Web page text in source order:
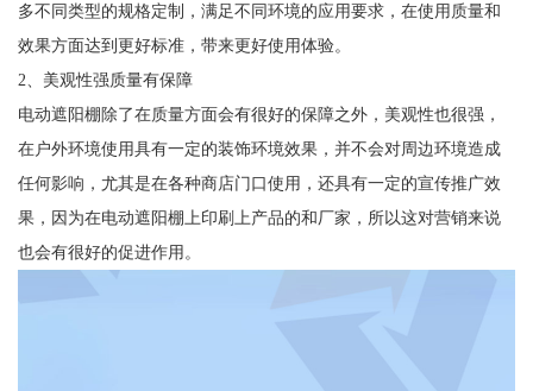
多不同类型的规格定制，满足不同环境的应用要求，在使用质量和
效果方面达到更好标准，带来更好使用体验。
2、美观性强质量有保障
电动遮阳棚除了在质量方面会有很好的保障之外，美观性也很强，
在户外环境使用具有一定的装饰环境效果，并不会对周边环境造成
任何影响，尤其是在各种商店门口使用，还具有一定的宣传推广效
果，因为在电动遮阳棚上印刷上产品的和厂家，所以这对营销来说
也会有很好的促进作用。